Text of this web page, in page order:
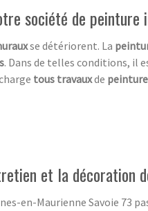
société de
se détériorent. La
. Dans de telles conditions, il
tous travauxde
et la décoration
en-Maurienne Savoie 73